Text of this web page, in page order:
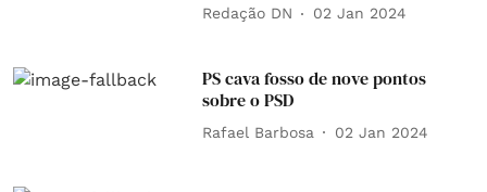
Redação DN 02 Jan 2024
PS cava fosso de nove pontos
sobre o PSD
Rafael Barbosa 02 Jan 2024